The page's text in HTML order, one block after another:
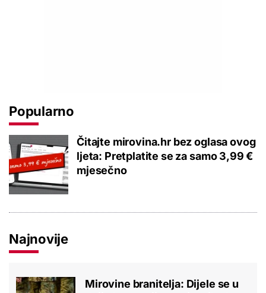
Popularno
Čitajte mirovina.hr bez oglasa ovog
ljeta: Pretplatite se za samo 3,99 €
mjesečno
Najnovije
Mirovine branitelja: Dijele se u